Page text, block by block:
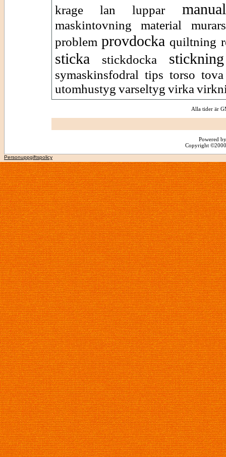
krage
lan luppar manual
maskintovning material
problem provdocka quiltning
sticka stickdocka stickning
symaskinsfodral tips torso tova
utomhustyg varseltyg virka
Alla tider är
Powered
Copyright
Personuppgiftspolicy